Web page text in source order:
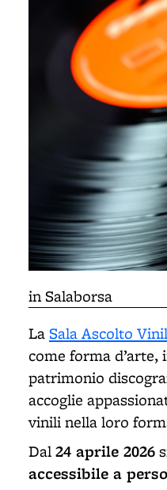
in Salaborsa
La Sala Ascolto
come forma
patrimonio
accoglie
vinili nella loro
Dal24 aprile 2026
accessibile a